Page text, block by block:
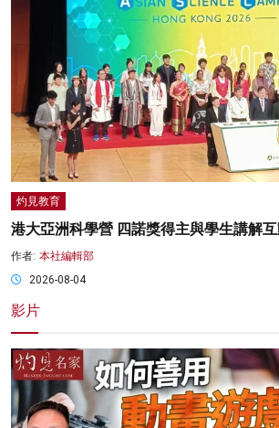
灼見教育
港大亞洲科學營 四諾獎得主與學生講解
作者: 本社編輯部
2026-08-04
影片